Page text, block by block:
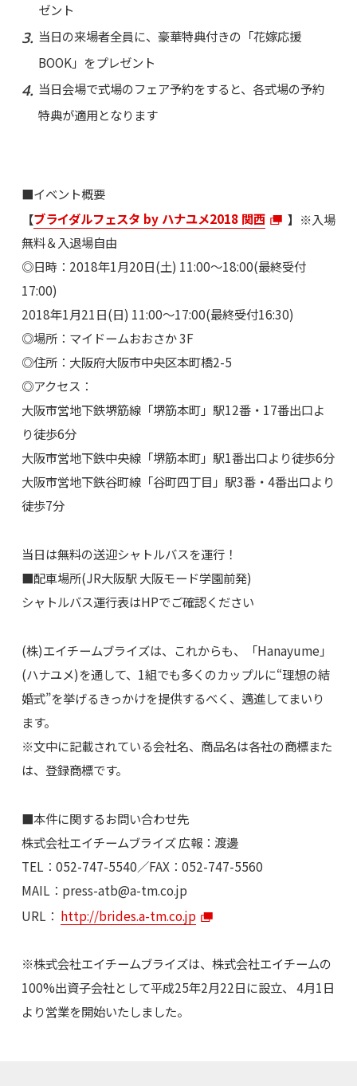
ゼント
当日の来場者全員に、豪華特典付きの「花嫁応援
BOOK」をプレゼント
当日会場で式場のフェア予約をすると、各式場の予約
特典が適用となります
■イベント概要
【ブライダルフェスタ by ハナユメ2018 関西 】 ※入場
無料＆入退場自由
◎日時：2018年1月20日(土) 11:00～18:00(最終受付
17:00)
2018年1月21日(日) 11:00～17:00(最終受付16:30)
◎場所：マイドームおおさか 3F
◎住所：大阪府大阪市中央区本町橋2-5
◎アクセス：
大阪市営地下鉄堺筋線「堺筋本町」駅12番・17番出口よ
り徒歩6分
大阪市営地下鉄中央線「堺筋本町」駅1番出口より徒歩6分
大阪市営地下鉄谷町線「谷町四丁目」駅3番・4番出口より
徒歩7分
当日は無料の送迎シャトルバスを運行！
■配車場所(JR大阪駅 大阪モード学園前発)
シャトルバス運行表はHPでご確認ください
(株)エイチームブライズは、これからも、「Hanayume」
(ハナユメ)を通して、1組でも多くのカップルに“理想の結
婚式”を挙げるきっかけを提供するべく、邁進してまいり
ます。
※文中に記載されている会社名、商品名は各社の商標また
は、登録商標です。
■本件に関するお問い合わせ先
株式会社エイチームブライズ 広報：渡邊
TEL：052-747-5540／FAX：052-747-5560
MAIL： press-atb@a-tm.co.jp
URL： http://brides.a-tm.co.jp
※株式会社エイチームブライズは、株式会社エイチームの
100%出資子会社として平成25年2月22日に設立、 4月1日
より営業を開始いたしました。